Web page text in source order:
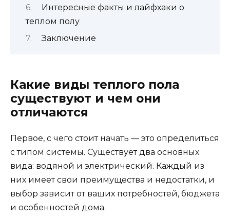
Интересные факты и лайфхаки о
теплом полу
Заключение
Какие виды теплого пола
существуют и чем они
отличаются
Первое, с чего стоит начать — это определиться
с типом системы. Существует два основных
вида: водяной и электрический. Каждый из
них имеет свои преимущества и недостатки, и
выбор зависит от ваших потребностей, бюджета
и особенностей дома.